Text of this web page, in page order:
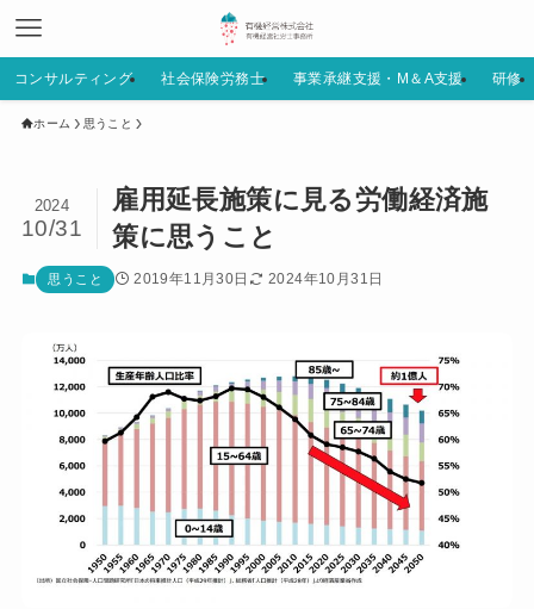
コンサルティング 社会保険労務士 事業承継支援・M＆A支援 研修
ホーム 思うこと
雇用延長施策に見る労働経済施
策に思うこと
2024
10/31
思うこと 2019年11月30日 2024年10月31日